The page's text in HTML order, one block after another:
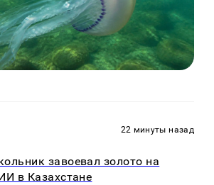
22 минуты назад
завоевал золото на
в Казахстане